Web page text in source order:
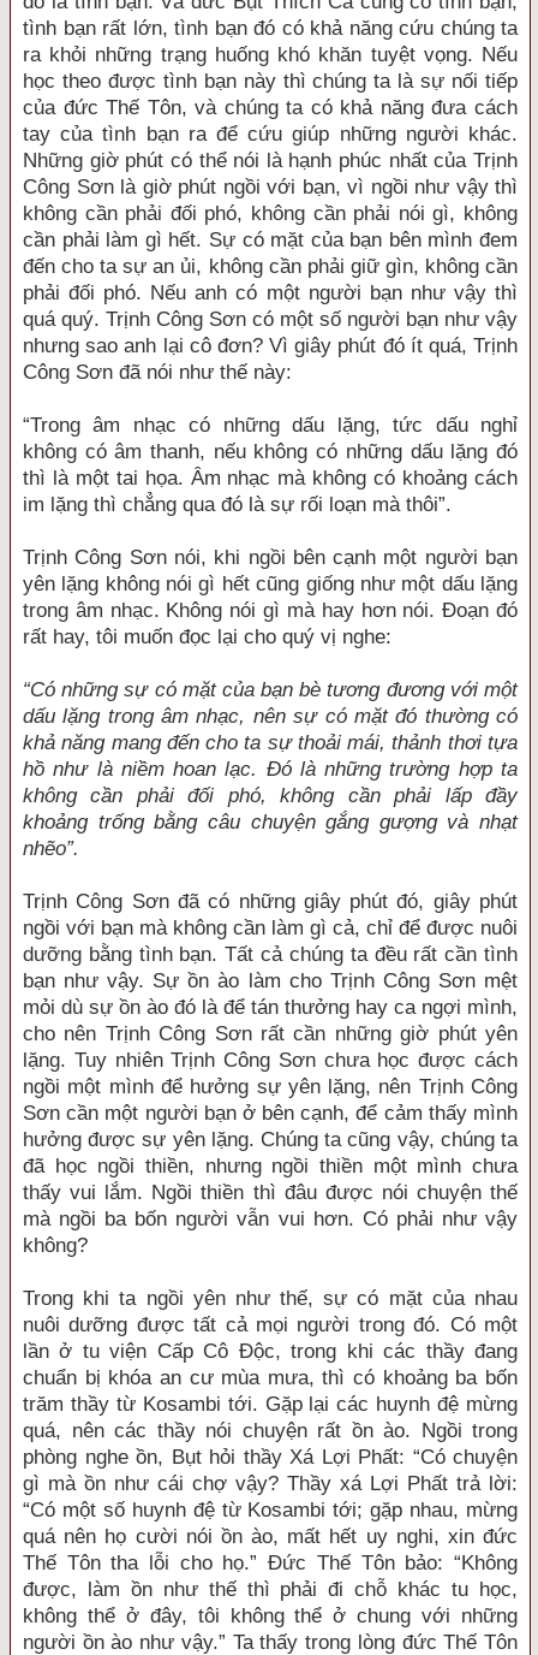
tình bạn rất lớn, tình bạn đó có khả năng cứu chúng ta
ra khỏi những trạng huống khó khăn tuyệt vọng. Nếu
học theo được tình bạn này thì chúng ta là sự nối tiếp
của đức Thế Tôn, và chúng ta có khả năng đưa cách
tay của tình bạn ra để cứu giúp những người khác.
Những giờ phút có thể nói là hạnh phúc nhất của Trịnh
Công Sơn là giờ phút ngồi với bạn, vì ngồi như vậy thì
không cần phải đối phó, không cần phải nói gì, không
cần phải làm gì hết. Sự có mặt của bạn bên mình đem
đến cho ta sự an ủi, không cần phải giữ gìn, không cần
phải đối phó. Nếu anh có một người bạn như vậy thì
quá quý. Trịnh Công Sơn có một số người bạn như vậy
nhưng sao anh lại cô đơn? Vì giây phút đó ít quá, Trịnh
Công Sơn đã nói như thế này:
“Trong âm nhạc có những dấu lặng, tức dấu nghỉ
không có âm thanh, nếu không có những dấu lặng đó
thì là một tai họa. Âm nhạc mà không có khoảng cách
im lặng thì chẳng qua đó là sự rối loạn mà thôi”.
Trịnh Công Sơn nói, khi ngồi bên cạnh một người bạn
yên lặng không nói gì hết cũng giống như một dấu lặng
trong âm nhạc. Không nói gì mà hay hơn nói. Đoạn đó
rất hay, tôi muốn đọc lại cho quý vị nghe:
“Có những sự có mặt của bạn bè tương đương với một
dấu lặng trong âm nhạc, nên sự có mặt đó thường có
khả năng mang đến cho ta sự thoải mái, thảnh thơi tựa
hồ như là niềm hoan lạc. Đó là những trường hợp ta
không cần phải đối phó, không cần phải lấp đầy
khoảng trống bằng câu chuyện gắng gượng và nhạt
nhẽo”.
Trịnh Công Sơn đã có những giây phút đó, giây phút
ngồi với bạn mà không cần làm gì cả, chỉ để được nuôi
dưỡng bằng tình bạn. Tất cả chúng ta đều rất cần tình
bạn như vậy. Sự ồn ào làm cho Trịnh Công Sơn mệt
mỏi dù sự ồn ào đó là để tán thưởng hay ca ngợi mình,
cho nên Trịnh Công Sơn rất cần những giờ phút yên
lặng. Tuy nhiên Trịnh Công Sơn chưa học được cách
ngồi một mình để hưởng sự yên lặng, nên Trịnh Công
Sơn cần một người bạn ở bên cạnh, để cảm thấy mình
hưởng được sự yên lặng. Chúng ta cũng vậy, chúng ta
đã học ngồi thiền, nhưng ngồi thiền một mình chưa
thấy vui lắm. Ngồi thiền thì đâu được nói chuyện thế
mà ngồi ba bốn người vẫn vui hơn. Có phải như vậy
không?
Trong khi ta ngồi yên như thế, sự có mặt của nhau
nuôi dưỡng được tất cả mọi người trong đó. Có một
lần ở tu viện Cấp Cô Độc, trong khi các thầy đang
chuẩn bị khóa an cư mùa mưa, thì có khoảng ba bốn
trăm thầy từ Kosambi tới. Gặp lại các huynh đệ mừng
quá, nên các thầy nói chuyện rất ồn ào. Ngồi trong
phòng nghe ồn, Bụt hỏi thầy Xá Lợi Phất: “Có chuyện
gì mà ồn như cái chợ vậy? Thầy xá Lợi Phất trả lời:
“Có một số huynh đệ từ Kosambi tới; gặp nhau, mừng
quá nên họ cười nói ồn ào, mất hết uy nghi, xin đức
Thế Tôn tha lỗi cho họ.” Đức Thế Tôn bảo: “Không
được, làm ồn như thế thì phải đi chỗ khác tu học,
không thể ở đây, tôi không thể ở chung với những
người ồn ào như vậy.” Ta thấy trong lòng đức Thế Tôn